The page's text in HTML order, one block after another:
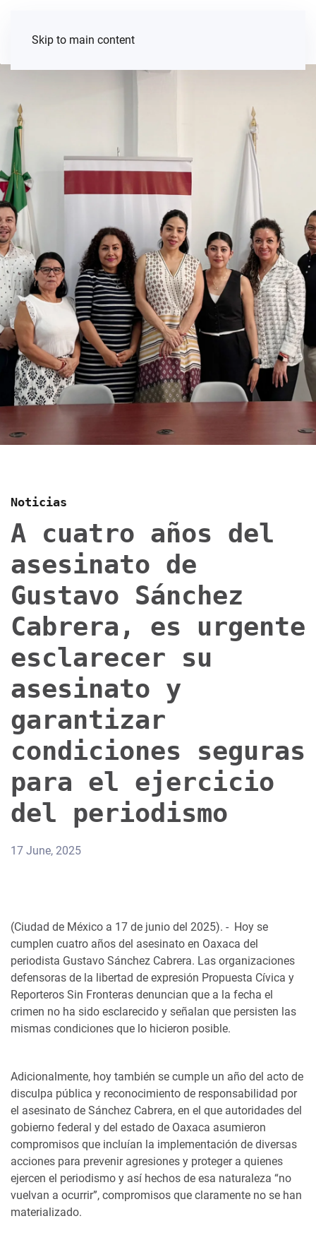
Skip to main content
Noticias
A cuatro años del
asesinato de
Gustavo Sánchez
Cabrera, es urgente
esclarecer su
asesinato y
garantizar
condiciones seguras
para el ejercicio
del periodismo
17 June, 2025
(Ciudad de México a 17 de junio del 2025). - Hoy se
cumplen cuatro años del asesinato en Oaxaca del
periodista Gustavo Sánchez Cabrera. Las organizaciones
defensoras de la libertad de expresión Propuesta Cívica y
Reporteros Sin Fronteras denuncian que a la fecha el
crimen no ha sido esclarecido y señalan que persisten las
mismas condiciones que lo hicieron posible.
Adicionalmente, hoy también se cumple un año del acto de
disculpa pública y reconocimiento de responsabilidad por
el asesinato de Sánchez Cabrera, en el que autoridades del
gobierno federal y del estado de Oaxaca asumieron
compromisos que incluían la implementación de diversas
acciones para prevenir agresiones y proteger a quienes
ejercen el periodismo y así hechos de esa naturaleza “no
vuelvan a ocurrir”, compromisos que claramente no se han
materializado.